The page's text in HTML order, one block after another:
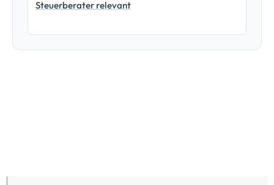
Steuerberater relevant